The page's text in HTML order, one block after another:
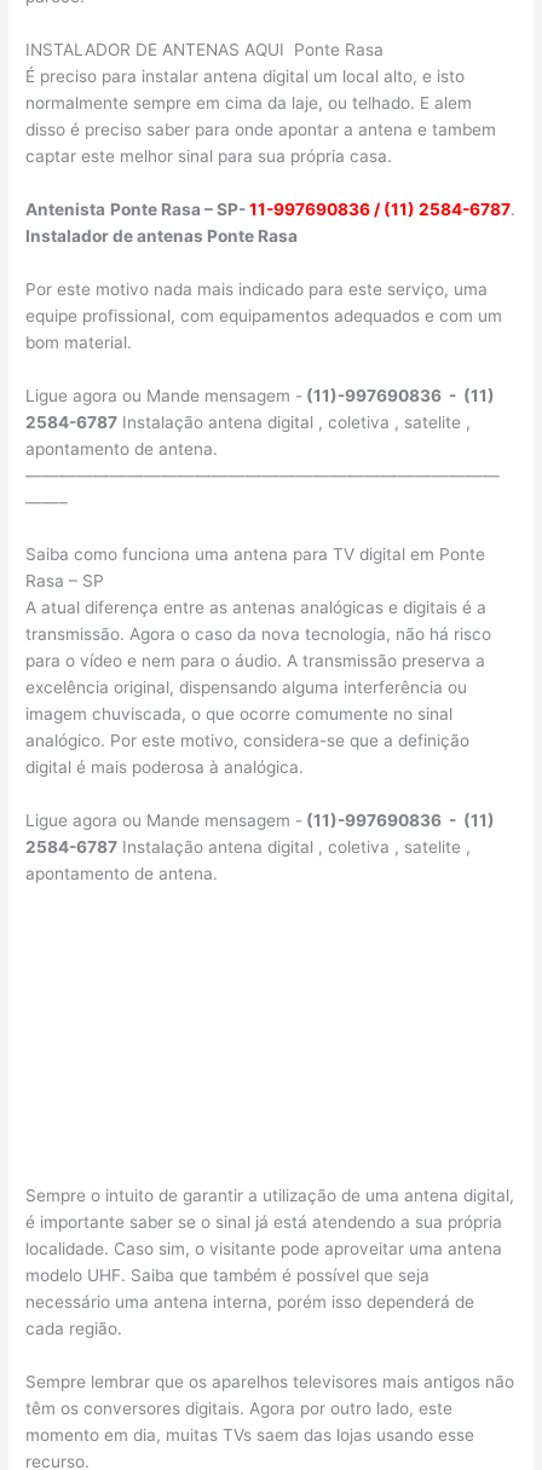
INSTALADOR DE ANTENAS AQUI Ponte Rasa
É preciso para instalar antena digital um local alto, e isto
normalmente sempre em cima da laje, ou telhado. E alem
disso é preciso saber para onde apontar a antena e tambem
captar este melhor sinal para sua própria casa.
Antenista Ponte Rasa – SP-11-997690836 / (11) 2584-6787.
Instalador de antenas Ponte Rasa
Por este motivo nada mais indicado para este serviço, uma
equipe profissional, com equipamentos adequados e com um
bom material.
Ligue agora ou Mande mensagem - (11)-997690836 - (11)
2584-6787 Instalação antena digital , coletiva , satelite ,
apontamento de antena.
————————————————————————————
——–
Saiba como funciona uma antena para TV digital em Ponte
Rasa – SP
A atual diferença entre as antenas analógicas e digitais é a
transmissão. Agora o caso da nova tecnologia, não há risco
para o vídeo e nem para o áudio. A transmissão preserva a
excelência original, dispensando alguma interferência ou
imagem chuviscada, o que ocorre comumente no sinal
analógico. Por este motivo, considera-se que a definição
digital é mais poderosa à analógica.
Ligue agora ou Mande mensagem - (11)-997690836 - (11)
2584-6787 Instalação antena digital , coletiva , satelite ,
apontamento de antena.
Sempre o intuito de garantir a utilização de uma antena digital,
é importante saber se o sinal já está atendendo a sua própria
localidade. Caso sim, o visitante pode aproveitar uma antena
modelo UHF. Saiba que também é possível que seja
necessário uma antena interna, porém isso dependerá de
cada região.
Sempre lembrar que os aparelhos televisores mais antigos não
têm os conversores digitais. Agora por outro lado, este
momento em dia, muitas TVs saem das lojas usando esse
recurso.